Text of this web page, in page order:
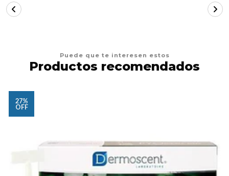
Puede que te interesen estos
Productos recomendados
27%
OFF